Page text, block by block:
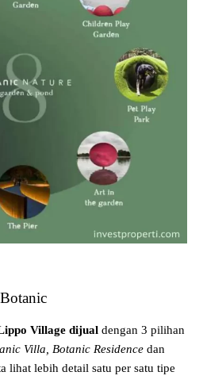
Village dijual dengan 3 pilihan
Villa, Botanic Residence dan
lihat lebih detail satu per satu tipe